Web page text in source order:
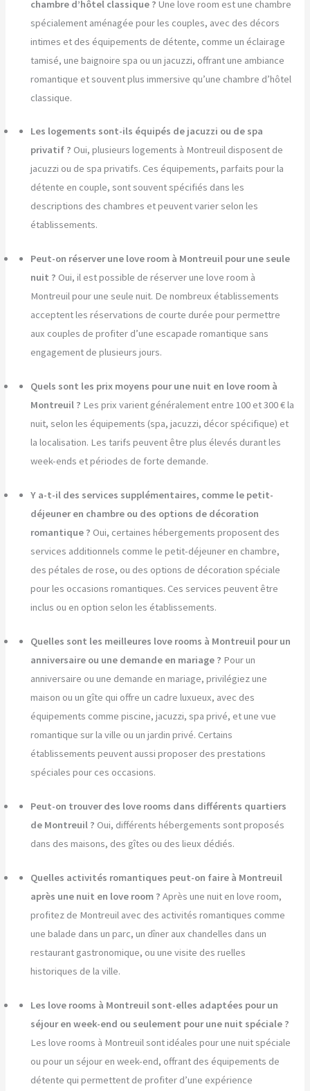
chambre d’hôtel classique ? Une love room est une chambre
spécialement aménagée pour les couples, avec des décors
intimes et des équipements de détente, comme un éclairage
tamisé, une baignoire spa ou un jacuzzi, offrant une ambiance
romantique et souvent plus immersive qu’une chambre d’hôtel
classique.
Les logements sont-ils équipés de jacuzzi ou de spa
privatif ? Oui, plusieurs logements à Montreuil disposent de
jacuzzi ou de spa privatifs. Ces équipements, parfaits pour la
détente en couple, sont souvent spécifiés dans les
descriptions des chambres et peuvent varier selon les
établissements.
Peut-on réserver une love room à Montreuil pour une seule
nuit ? Oui, il est possible de réserver une love room à
Montreuil pour une seule nuit. De nombreux établissements
acceptent les réservations de courte durée pour permettre
aux couples de profiter d’une escapade romantique sans
engagement de plusieurs jours.
Quels sont les prix moyens pour une nuit en love room à
Montreuil ? Les prix varient généralement entre 100 et 300 € la
nuit, selon les équipements (spa, jacuzzi, décor spécifique) et
la localisation. Les tarifs peuvent être plus élevés durant les
week-ends et périodes de forte demande.
Y a-t-il des services supplémentaires, comme le petit-
déjeuner en chambre ou des options de décoration
romantique ? Oui, certaines hébergements proposent des
services additionnels comme le petit-déjeuner en chambre,
des pétales de rose, ou des options de décoration spéciale
pour les occasions romantiques. Ces services peuvent être
inclus ou en option selon les établissements.
Quelles sont les meilleures love rooms à Montreuil pour un
anniversaire ou une demande en mariage ? Pour un
anniversaire ou une demande en mariage, privilégiez une
maison ou un gîte qui offre un cadre luxueux, avec des
équipements comme piscine, jacuzzi, spa privé, et une vue
romantique sur la ville ou un jardin privé. Certains
établissements peuvent aussi proposer des prestations
spéciales pour ces occasions.
Peut-on trouver des love rooms dans différents quartiers
de Montreuil ? Oui, différents hébergements sont proposés
dans des maisons, des gîtes ou des lieux dédiés.
Quelles activités romantiques peut-on faire à Montreuil
après une nuit en love room ? Après une nuit en love room,
profitez de Montreuil avec des activités romantiques comme
une balade dans un parc, un dîner aux chandelles dans un
restaurant gastronomique, ou une visite des ruelles
historiques de la ville.
Les love rooms à Montreuil sont-elles adaptées pour un
séjour en week-end ou seulement pour une nuit spéciale ?
Les love rooms à Montreuil sont idéales pour une nuit spéciale
ou pour un séjour en week-end, offrant des équipements de
détente qui permettent de profiter d’une expérience